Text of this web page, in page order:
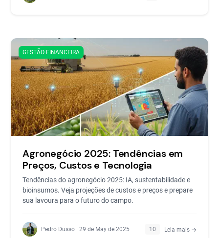
GESTÃO FINANCEIRA
Agronegócio 2025: Tendências em
Preços, Custos e Tecnologia
Tendências do agronegócio 2025: IA, sustentabilidade e
bioinsumos. Veja projeções de custos e preços e prepare
sua lavoura para o futuro do campo.
Pedro Dusso 29 de May de 2025 10 Leia mais →